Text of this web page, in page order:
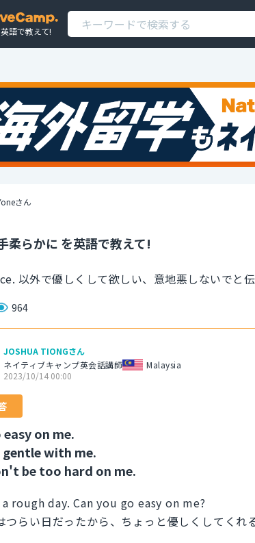
語で教えて!
さん
柔らかに を英語で教えて!
以外で優しくして欲しい、意地悪しないでと
964
JOSHUA TIONGさん
ネイティブキャンプ英会話講師
Malaysia
2023/10/14 00:00
easy on me.
gentle with me.
be too hard on me.
rough day. Can you go easy on me?
つらい日だったから、ちょっと優しくしてくれ